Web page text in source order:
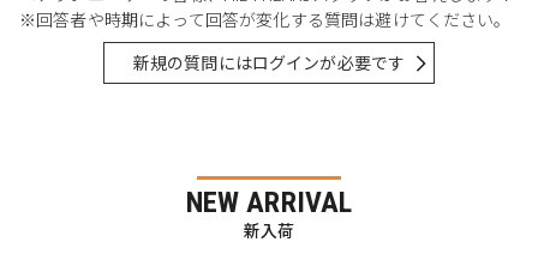
※回答者や時期によって回答が変化する質問は避けてください。
新規の質問にはログインが必要です
NEW ARRIVAL
新入荷